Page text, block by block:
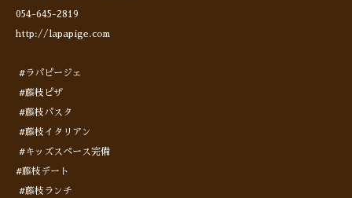
054-645-2819
http://lapapige.com
#ラパピージェ
#藤枝ピザ
#藤枝パスタ
#藤枝イタリアン
#キッズスペース完備
#藤枝デート
#藤枝ランチ